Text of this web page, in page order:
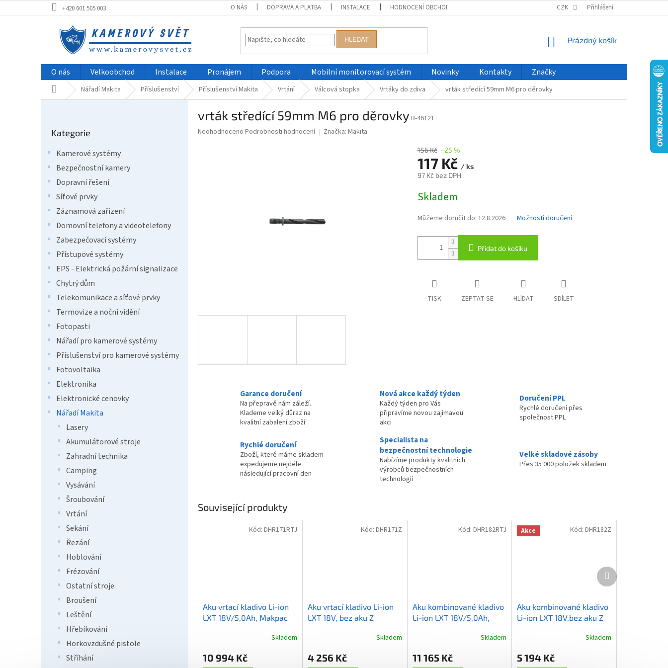
na
+420 601 505 003 O NÁS DOPRAVA A PLATBA INSTALACE HODNOCENÍ OBCHODU VELKOOBCHOD ČASTO KLADENÉ DOTAZY
CZK Přihlášení
HLEDAT
NÁKUPNÍ
Prázdný košík
O nás Velkoobchod Instalace Pronájem Podpora Mobilní monitorovací systém Novinky Kontakty Značky
Domů Nářadí Makita Příslušenství Příslušenství Makita Vrtání Válcová stopka Vrtáky do zdiva vrták středící 59mm M6 pro děrovky
kategorie
Kategorie
Kamerové systémy
Bezpečnostní kamery
Dopravní řešení
Síťové prvky
Záznamová zařízení
Domovní telefony a videotelefony
Zabezpečovací systémy
Přístupové systémy
EPS - Elektrická požární signalizace
Chytrý dům
Telekomunikace a síťové prvky
Termovize a noční vidění
Fotopasti
Nářadí pro kamerové systémy
Příslušenství pro kamerové systémy
Fotovoltaika
Elektronika
Elektronické cenovky
Nářadí Makita
Lasery
Akumulátorové stroje
Zahradní technika
Camping
Vysávání
Šroubování
Vrtání
Sekání
Řezání
Hoblování
Frézování
Ostatní stroje
Broušení
Leštění
Hřebíkování
Horkovzdušné pistole
Stříhání
vrták středící 59mm M6 pro děrovky B-46121
Průměrné
Neohodnoceno Podrobnosti hodnocení Značka: Makita
156 Kč –25 %
117 Kč / ks
97 Kč bez DPH
cena:
Skladem
Můžeme doručit do: 12.8.2026 Možnosti doručení
Přidat do košíku
TISK ZEPTAT SE HLÍDAT SDÍLET
Garance doručení
Na přepravě nám záleží.
Klademe velký důraz na
kvalitní zabalení zboží
Nová akce každý týden
Každý týden pro Vás
připravíme novou zajímavou
akci
Doručení PPL
Rychlé doručení přes
společnost PPL
Rychlé doručení
Zboží, které máme skladem
expedujeme nejdéle
následující pracovní den
Specialista na
bezpečnostní technologie
Nabízíme produkty kvalitních
výrobců bezpečnostních
technologií
Velké skladové zásoby
Přes 35 000 položek skladem
Související produkty
Aku vrtací kladivo Li-ion
LXT 18V/5,0Ah, Makpac
Skladem
10 994 Kč
Kód: DHR171RTJ
Aku vrtací kladivo Li-ion
LXT 18V, bez aku Z
Skladem
4 256 Kč
Kód: DHR171Z
Aku kombinované kladivo
Li-ion LXT 18V/5,0Ah,
Skladem
11 165 Kč
Kód:DHR182RTJ Akce
Aku kombinované kladivo
Li-ion LXT 18V,bez aku Z
produktu
Skladem
5 194 Kč
Kód: DHR182Z
Další
produkt